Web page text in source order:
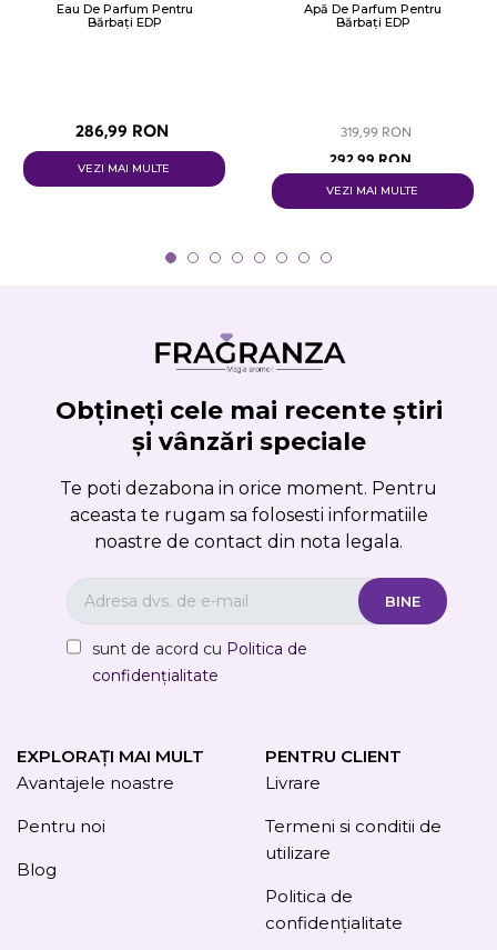
Eau De Parfum Pentru
Bărbați EDP
286,99 RON
VEZI MAI MULTE
Apă De Parfum Pentru
Bărbați EDP
319,99 RON
292,99 RON
VEZI MAI MULTE
Obțineți cele mai recente știri
și vânzări speciale
Te poti dezabona in orice moment. Pentru
aceasta te rugam sa folosesti informatiile
noastre de contact din nota legala.
sunt de acord cu Politica de
confidențialitate
EXPLORAȚI MAI MULT
Avantajele noastre
Pentru noi
Blog
PENTRU CLIENT
Livrare
Termeni si conditii de
utilizare
Politica de
confidențialitate